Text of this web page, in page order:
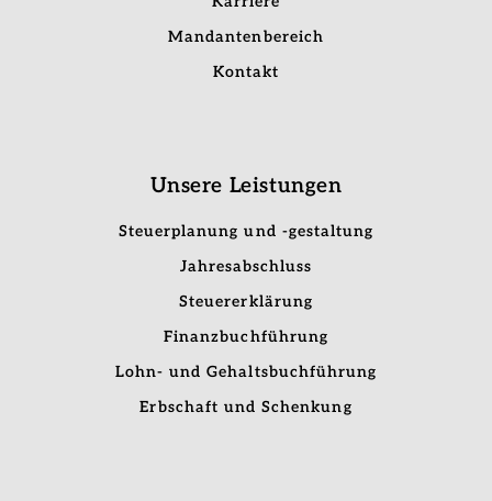
Mandantenbereich
Kontakt
Unsere Leistungen
Steuerplanung und -gestaltung
Jahresabschluss
Steuererklärung
Finanzbuchführung
Lohn- und Gehaltsbuchführung
Erbschaft und Schenkung